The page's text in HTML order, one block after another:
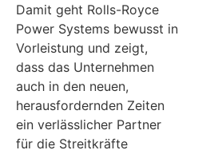
Damit geht Rolls-Royce
Power Systems bewusst in
Vorleistung und zeigt,
dass das Unternehmen
auch in den neuen,
herausfordernden Zeiten
ein verlässlicher Partner
für die Streitkräfte